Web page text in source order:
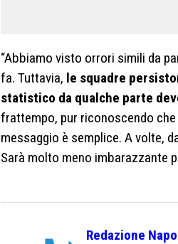
“Abbiamo visto orrori simili da
fa. Tuttavia, le squadre
statistico da qualche parte
frattempo, pur riconoscendo
messaggio è semplice. A volte,
Sarà molto meno imbarazzante
Redazione